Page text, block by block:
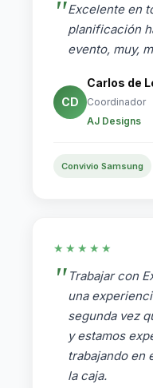
Excelente en
planificación
evento, muy,
CD
Carlos de
Coordinador
AJ Designs
Convivio Samsung
★★★★★
Trabajar con
una
segunda vez
y estamos
trabajando en
la caja.